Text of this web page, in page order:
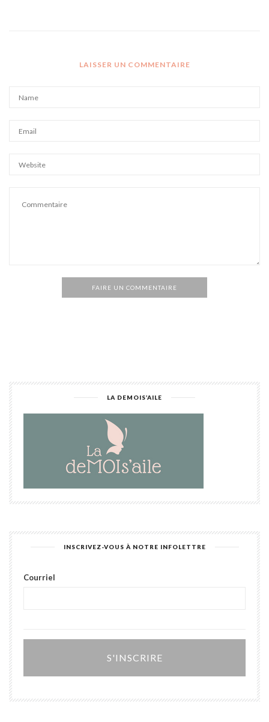
LAISSER UN COMMENTAIRE
FAIRE UN COMMENTAIRE
LA DEMOIS’AILE
INSCRIVEZ-VOUS À NOTRE INFOLETTRE
Courriel